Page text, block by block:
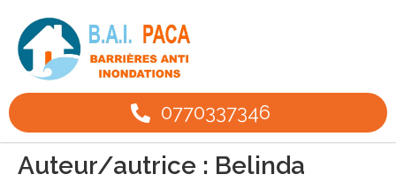
0770337346
Auteur/autrice : Belinda